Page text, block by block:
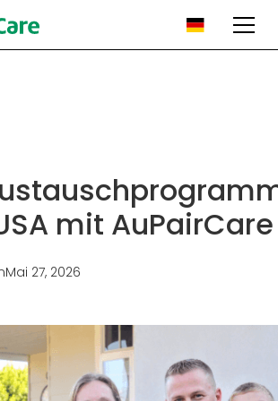
mit AuPairCare
Mai 27, 2026